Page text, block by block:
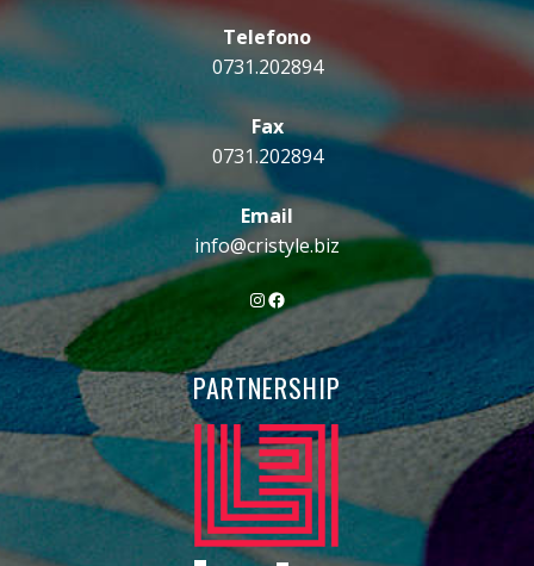
Telefono
0731.202894
Fax
0731.202894
Email
info@cristyle.biz
Instagram
Facebook
PARTNERSHIP